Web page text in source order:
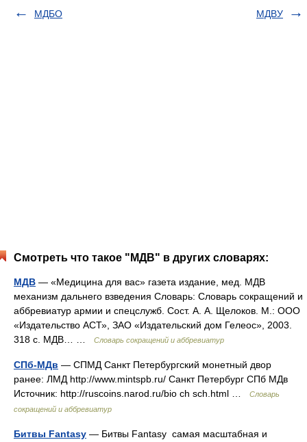
МДБО
МДВУ
Смотреть что такое "МДВ" в других словарях:
МДВ — «Медицина для вас» газета издание, мед. МДВ
механизм дальнего взведения Словарь: Словарь сокращений и
аббревиатур армии и спецслужб. Сост. А. А. Щелоков. М.: ООО
«Издательство АСТ», ЗАО «Издательский дом Гелеос», 2003.
318 с. МДВ… …
Словарь сокращений и аббревиатур
СПб-МДв — СПМД Санкт Петербургский монетный двор
ранее: ЛМД http://www.mintspb.ru/​ Санкт Петербург СПб МДв
Источник: http://ruscoins.narod.ru/bio ch sch.html …
Словарь
сокращений и аббревиатур
Битвы Fantasy — Битвы Fantasy самая масштабная и